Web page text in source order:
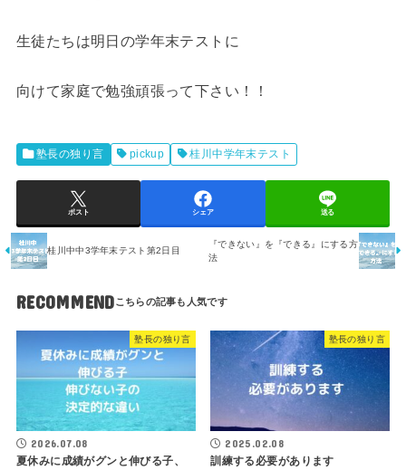
生徒たちは明日の学年末テストに
向けて家庭で勉強頑張って下さい！！
塾長の独り言 pickup 桂川中学年末テスト
ポスト シェア 送る
桂川中中3学年末テスト第2日目
『できない』を『できる』にする方
法
RECOMMEND
塾長の独り言
2026.07.08
夏休みに成績がグンと伸びる子、
塾長の独り言
2025.02.08
訓練する必要があります